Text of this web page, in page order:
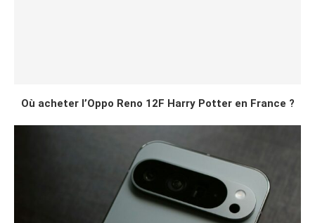
Où acheter l’Oppo Reno 12F Harry Potter en France ?